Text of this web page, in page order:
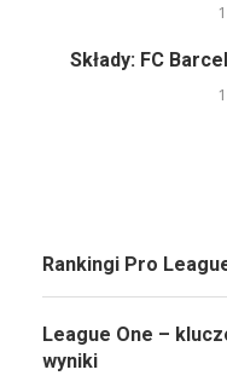
Składy: FC
Rankingi Pro
League One –
wyniki